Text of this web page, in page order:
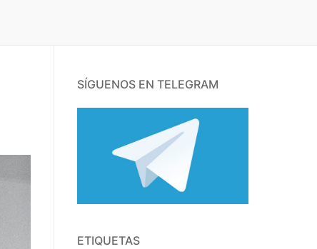
SÍGUENOS EN TELEGRAM
ETIQUETAS